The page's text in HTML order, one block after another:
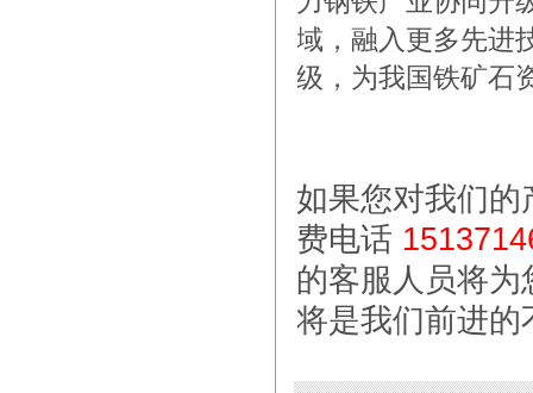
域，融入更多先进
级，为我国铁矿石
如果您对我们
费电话
的客服人员将
将是我们前进